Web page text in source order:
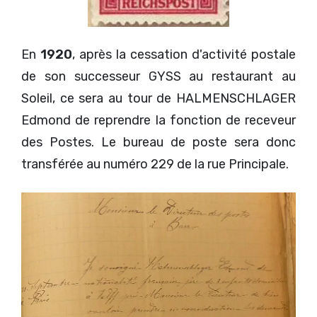
En 1920, après la cessation d'activité postale
de son successeur GYSS au restaurant au
Soleil, ce sera au tour de HALMENSCHLAGER
Edmond de reprendre la fonction de receveur
des Postes. Le bureau de poste sera donc
transférée au numéro 229 de la rue Principale.